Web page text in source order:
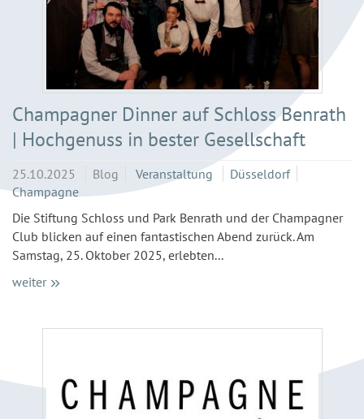
Champagner Dinner auf Schloss Benrath
| Hochgenuss in bester Gesellschaft
25.10.2025 Blog Veranstaltung
Düsseldorf
Champagne
Die Stiftung Schloss und Park Benrath und der Champagner
Club blicken auf einen fantastischen Abend zurück. Am
Samstag, 25. Oktober 2025, erlebten...
weiter